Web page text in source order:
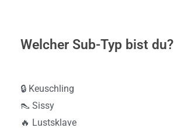
Welcher Sub-Typ bist du?
🔒 Keuschling
👠 Sissy
🔥 Lustsklave